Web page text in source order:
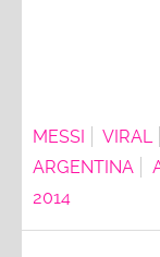
MESSI VIRAL
ARGENTINA
2014